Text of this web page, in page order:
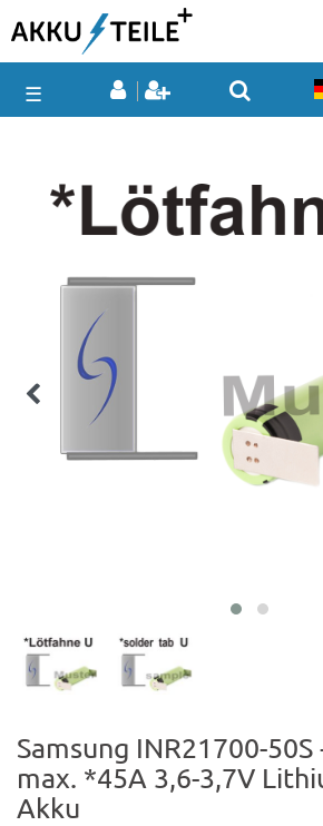
☰
Samsung INR21700-
max. *45A 3,6-3,7V
Akku